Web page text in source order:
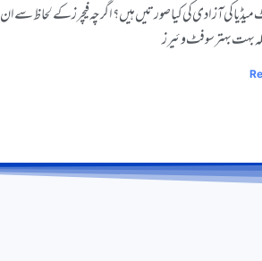
میڈیا کی آزادی کی کیا صورتیں ہیں ؟ اگرچہ فیچرز کے لحاظ سے ان
بہت بہتر سوفٹ وئیرز